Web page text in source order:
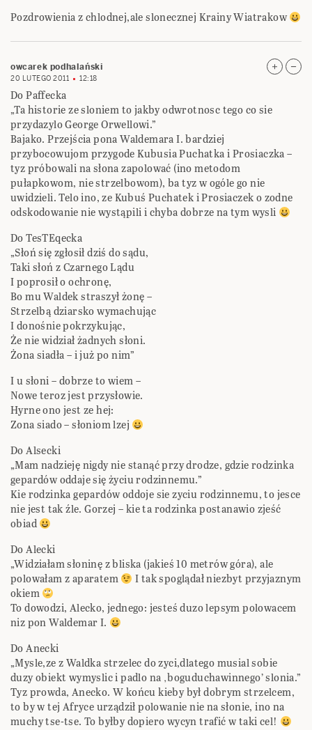
Pozdrowienia z chlodnej,ale slonecznej Krainy Wiatrakow
owcarek podhalański
20 LUTEGO 2011 12:18
Do Paffecka
„Ta historie ze sloniem to jakby odwrotnosc tego co sie
przydazylo George Orwellowi.”
Bajako. Przejścia pona Waldemara I. bardziej
przybocowujom przygode Kubusia Puchatka i Prosiaczka –
tyz próbowali na słona zapolować (ino metodom
pułapkowom, nie strzelbowom), ba tyz w ogóle go nie
uwidzieli. Telo ino, ze Kubuś Puchatek i Prosiaczek o zodne
odskodowanie nie wystąpili i chyba dobrze na tym wysli
Do TesTEqecka
„Słoń się zgłosił dziś do sądu,
Taki słoń z Czarnego Lądu
I poprosił o ochronę,
Bo mu Waldek straszył żonę –
Strzelbą dziarsko wymachując
I donośnie pokrzykując,
Że nie widział żadnych słoni.
Żona siadła – i już po nim”
I u słoni – dobrze to wiem –
Nowe teroz jest przysłowie.
Hyrne ono jest ze hej:
Zona siado – słoniom lzej
Do Alsecki
„Mam nadzieję nigdy nie stanąć przy drodze, gdzie rodzinka
gepardów oddaje się życiu rodzinnemu.”
Kie rodzinka gepardów oddoje sie zyciu rodzinnemu, to jesce
nie jest tak źle. Gorzej – kie ta rodzinka postanawio zjeść
obiad
Do Alecki
„Widziałam słoninę z bliska (jakieś 10 metrów góra), ale
polowałam z aparatem
I tak spoglądał niezbyt przyjaznym
okiem
To dowodzi, Alecko, jednego: jesteś duzo lepsym polowacem
niz pon Waldemar I.
Do Anecki
„Mysle,ze z Waldka strzelec do zyci,dlatego musial sobie
duzy obiekt wymyslic i padlo na ‚boguduchawinnego’ slonia.”
Tyz prowda, Anecko. W końcu kieby był dobrym strzelcem,
to by w tej Afryce urządził polowanie nie na słonie, ino na
muchy tse-tse. To byłby dopiero wycyn trafić w taki cel!